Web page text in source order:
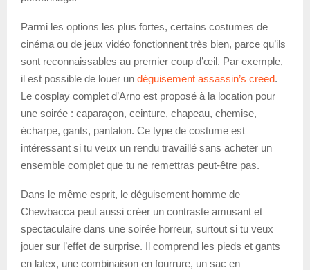
Parmi les options les plus fortes, certains costumes de
cinéma ou de jeux vidéo fonctionnent très bien, parce qu’ils
sont reconnaissables au premier coup d’œil. Par exemple,
il est possible de louer un déguisement assassin’s creed.
Le cosplay complet d’Arno est proposé à la location pour
une soirée : caparaçon, ceinture, chapeau, chemise,
écharpe, gants, pantalon. Ce type de costume est
intéressant si tu veux un rendu travaillé sans acheter un
ensemble complet que tu ne remettras peut-être pas.
Dans le même esprit, le déguisement homme de
Chewbacca peut aussi créer un contraste amusant et
spectaculaire dans une soirée horreur, surtout si tu veux
jouer sur l’effet de surprise. Il comprend les pieds et gants
en latex, une combinaison en fourrure, un sac en